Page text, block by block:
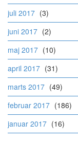
juli 2017 (3)
juni 2017 (2)
maj 2017 (10)
april 2017 (31)
marts 2017 (49)
februar 2017 (186)
januar 2017 (16)